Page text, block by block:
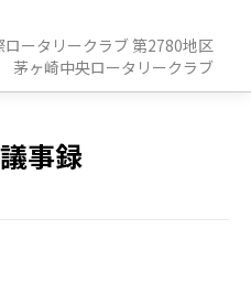
ロータリークラブ 第2780地区
茅ヶ崎中央ロータリークラブ
事録